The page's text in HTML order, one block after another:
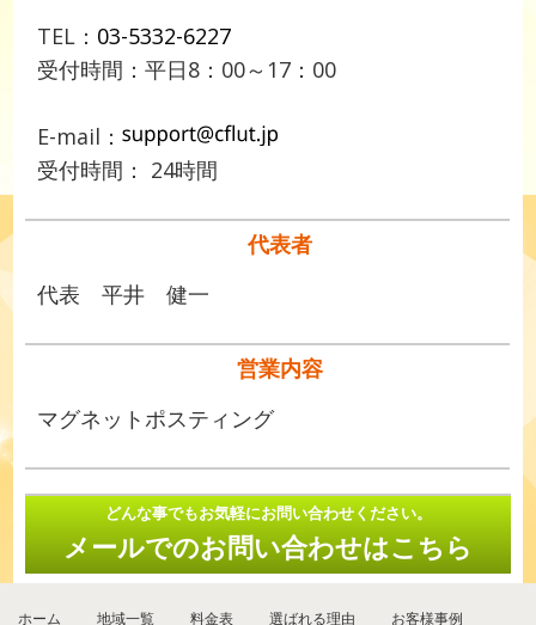
TEL： 03-5332-6227
受付時間：平日8：00～17：00
E-mail：
受付時間： 24時間
代表者
代表 平井 健一
営業内容
マグネットポスティング
どんな事でもお気軽にお問い合わせください。
メールでのお問い合わせはこちら
ホーム 地域一覧 料金表 選ばれる理由 お客様事例